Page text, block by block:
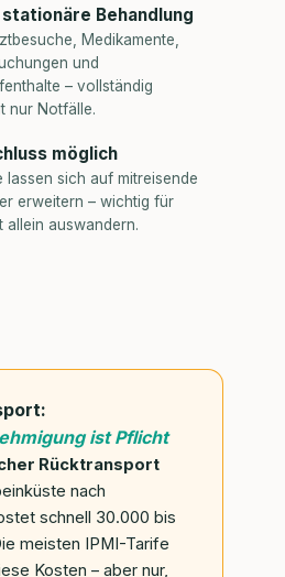
Behandlung
Medikamente,
und
– vollständig
nur Notfälle.
möglich
lassen sich auf mitreisende
erweitern – wichtig für
allein auswandern.
ist Pflicht
Rücktransport
nach
schnell 30.000 bis
meisten IPMI-Tarife
Kosten – aber nur,